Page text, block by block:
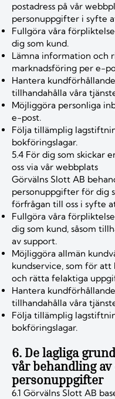
postadress på vår
personuppgifter i syfte
Fullgöra våra
dig som kund.
Lämna information och
marknadsföring per e-
Hantera
tillhandahålla våra
Möjliggöra personliga
e-post.
Följa tillämplig
bokföringslagar.
5.4 För dig som skickar
oss via vår webbplats
Görvälns Slott AB
personuppgifter för dig
förfrågan till oss i syfte
Fullgöra våra
dig som kund, såsom
av support.
Möjliggöra allmän
kundservice, som för att
och rätta felaktiga
Hantera
tillhandahålla våra
Följa tillämplig
bokföringslagar.
6. De lagliga
vår behandling av
personuppgifter
6.1 Görvälns Slott AB